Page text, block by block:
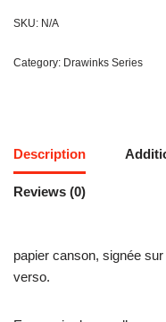
SKU: N/A
Category: Drawinks Series
Description
Reviews (0)
papier canson, signée
verso.